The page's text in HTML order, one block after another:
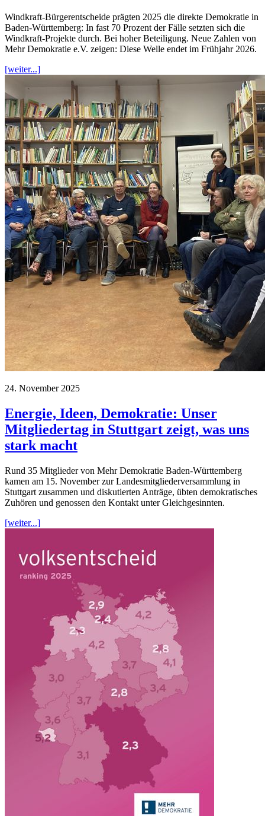
Windkraft-Bürgerentscheide prägten 2025 die direkte Demokratie in
Baden-Württemberg: In fast 70 Prozent der Fälle setzten sich die
Windkraft-Projekte durch. Bei hoher Beteiligung. Neue Zahlen von
Mehr Demokratie e.V. zeigen: Diese Welle endet im Frühjahr 2026.
[weiter...]
24. November 2025
Energie, Ideen, Demokratie: Unser
Mitgliedertag in Stuttgart zeigt, was uns
stark macht
Rund 35 Mitglieder von Mehr Demokratie Baden-Württemberg
kamen am 15. November zur Landesmitgliederversammlung in
Stuttgart zusammen und diskutierten Anträge, übten demokratisches
Zuhören und genossen den Kontakt unter Gleichgesinnten.
[weiter...]